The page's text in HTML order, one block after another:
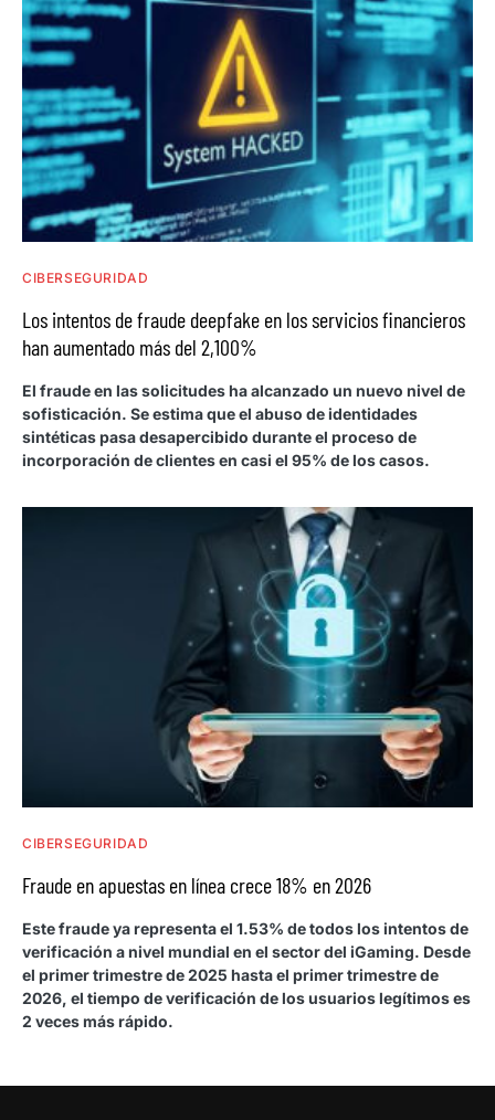
CIBERSEGURIDAD
Los intentos de fraude deepfake en los servicios financieros
han aumentado más del 2,100%
El fraude en las solicitudes ha alcanzado un nuevo nivel de
sofisticación. Se estima que el abuso de identidades
sintéticas pasa desapercibido durante el proceso de
incorporación de clientes en casi el 95% de los casos.
CIBERSEGURIDAD
Fraude en apuestas en línea crece 18% en 2026
Este fraude ya representa el 1.53% de todos los intentos de
verificación a nivel mundial en el sector del iGaming. Desde
el primer trimestre de 2025 hasta el primer trimestre de
2026, el tiempo de verificación de los usuarios legítimos es
2 veces más rápido.